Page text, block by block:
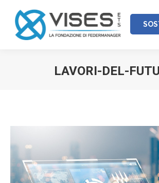
LAVORI-DEL-